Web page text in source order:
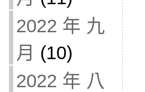
2022 年 九
月 (10)
2022 年 八